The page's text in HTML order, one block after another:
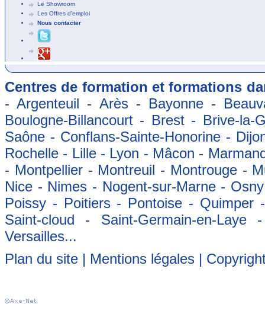
Le Showroom
Les Offres d'emploi
Nous contacter
Centres de formation et formations
- Argenteuil - Arès - Bayonne -
Boulogne-Billancourt - Brest - Brive-
Saône - Conflans-Sainte-Honorine -
Rochelle - Lille - Lyon - Mâcon -
- Montpellier - Montreuil - Montrouge -
Nice - Nimes - Nogent-sur-Marne -
Poissy - Poitiers - Pontoise -
Saint-cloud - Saint-Germain-en-
Versailles...
Plan du site | Mentions légales |